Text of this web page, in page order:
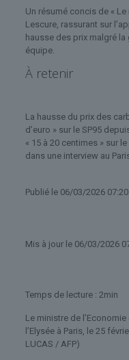
Un résumé concis de «
Lescure, rassurant sur
hausse des prix malgré la
équipe.
À retenir
La hausse du prix des
d’euro » sur le SP95
« 15 à 20 centimes » sur
dans une interview au
Publié le 06/03/2026 07:20
Mis à jour le 06/03/2026
Temps de lecture : 2min
Le ministre de
l’Elysée à Paris, le 25
LUCAS / AFP)